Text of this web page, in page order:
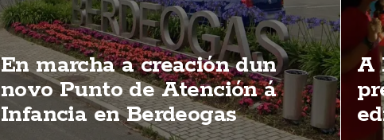
En marcha a creación dun
novo Punto de Atención á
Infancia en Berdeogas
A